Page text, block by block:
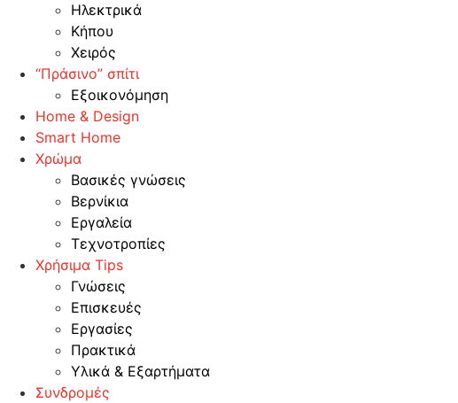
Ηλεκτρικά
Κήπου
Χειρός
“Πράσινο” σπίτι
Εξοικονόμηση
Home & Design
Smart Home
Χρώμα
Βασικές γνώσεις
Βερνίκια
Εργαλεία
Τεχνοτροπίες
Χρήσιμα Tips
Γνώσεις
Επισκευές
Εργασίες
Πρακτικά
Υλικά & Εξαρτήματα
Συνδρομές